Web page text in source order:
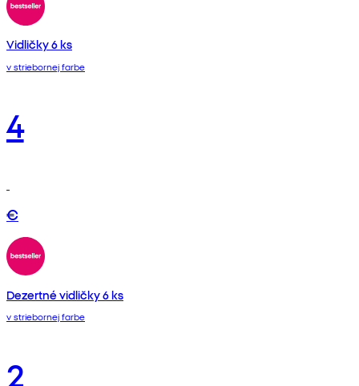
Vidličky 6 ks
v striebornej farbe
4
€
Dezertné vidličky 6 ks
v striebornej farbe
2